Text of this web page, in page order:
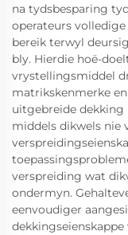
na tydsbesparing
operateurs
bereik terwyl
bly. Hierdie hoë-
vrystellingsmiddel
matrikskenmerke
uitgebreide dekking
middels dikwels nie
verspreiding wat
ondermyn.
eenvoudiger